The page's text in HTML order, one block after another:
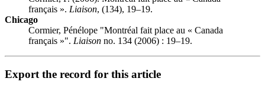
français ». Liaison, (134), 19–19.
Chicago
Cormier, Pénélope "Montréal fait place au « Canada
français »". Liaison no. 134 (2006) : 19–19.
Export the record for this article